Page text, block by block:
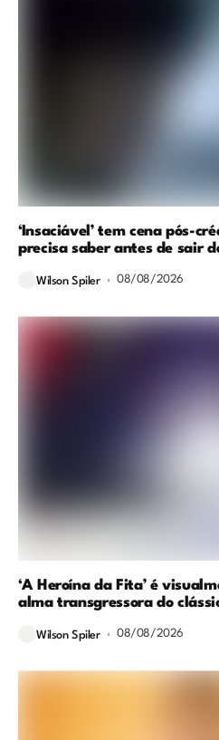
‘Insaciável’ tem cena pós-
precisa saber antes de sair
Wilson Spiler 08/08/2026
‘A Heroína da Fita’ é
alma transgressora do
Wilson Spiler 08/08/2026